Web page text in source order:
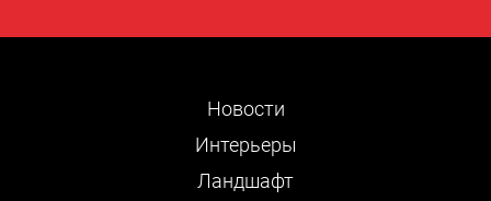
Новости
Интерьеры
Ландшафт